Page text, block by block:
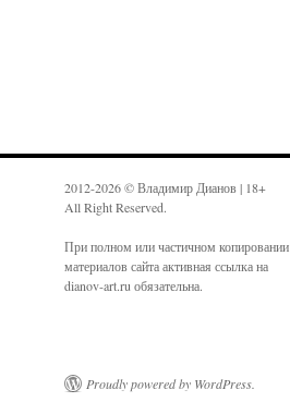
2012-2026 © Владимир Дианов | 18+
All Right Reserved.
При полном или частичном копировании
материалов сайта активная ссылка на
dianov-art.ru обязательна.
Proudly powered by WordPress.